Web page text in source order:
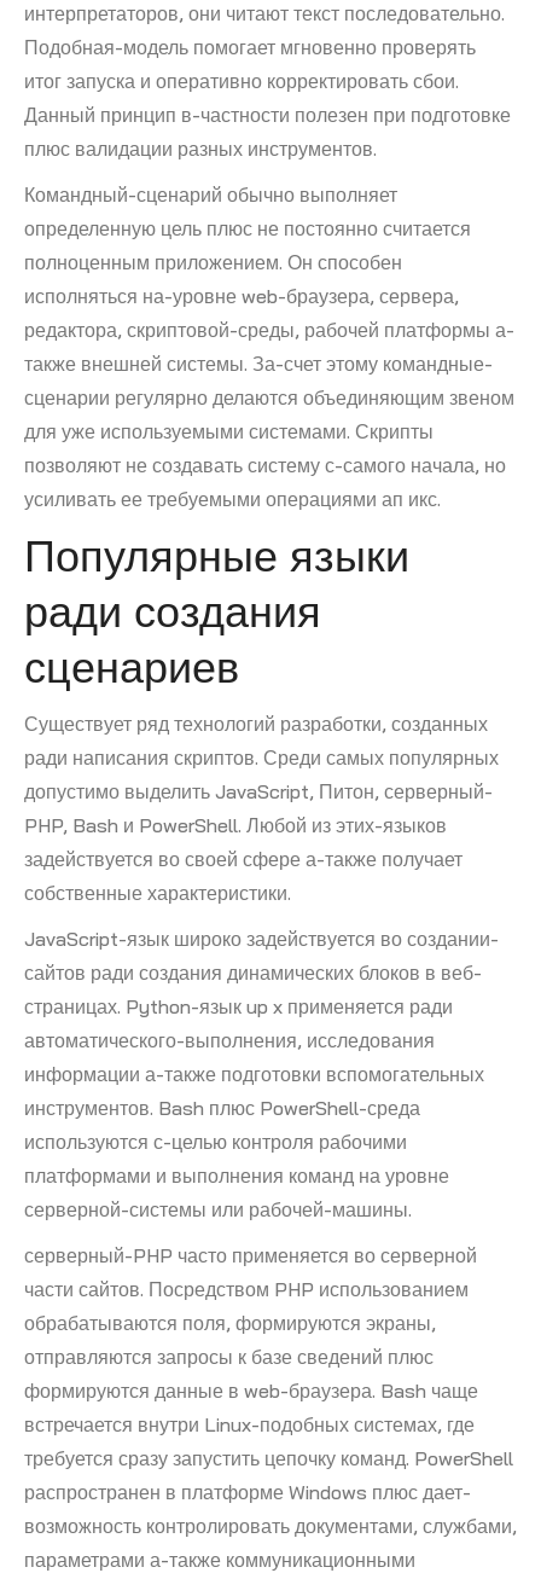
интерпретаторов, они читают текст последовательно.
Подобная-модель помогает мгновенно проверять
итог запуска и оперативно корректировать сбои.
Данный принцип в-частности полезен при подготовке
плюс валидации разных инструментов.
Командный-сценарий обычно выполняет
определенную цель плюс не постоянно считается
полноценным приложением. Он способен
исполняться на-уровне web-браузера, сервера,
редактора, скриптовой-среды, рабочей платформы а-
также внешней системы. За-счет этому командные-
сценарии регулярно делаются объединяющим звеном
для уже используемыми системами. Скрипты
позволяют не создавать систему с-самого начала, но
усиливать ее требуемыми операциями ап икс.
Популярные языки
ради создания
сценариев
Существует ряд технологий разработки, созданных
ради написания скриптов. Среди самых популярных
допустимо выделить JavaScript, Питон, серверный-
PHP, Bash и PowerShell. Любой из этих-языков
задействуется во своей сфере а-также получает
собственные характеристики.
JavaScript-язык широко задействуется во создании-
сайтов ради создания динамических блоков в веб-
страницах. Python-язык up x применяется ради
автоматического-выполнения, исследования
информации а-также подготовки вспомогательных
инструментов. Bash плюс PowerShell-среда
используются с-целью контроля рабочими
платформами и выполнения команд на уровне
серверной-системы или рабочей-машины.
серверный-PHP часто применяется во серверной
части сайтов. Посредством PHP использованием
обрабатываются поля, формируются экраны,
отправляются запросы к базе сведений плюс
формируются данные в web-браузера. Bash чаще
встречается внутри Linux-подобных системах, где
требуется сразу запустить цепочку команд. PowerShell
распространен в платформе Windows плюс дает-
возможность контролировать документами, службами,
параметрами а-также коммуникационными